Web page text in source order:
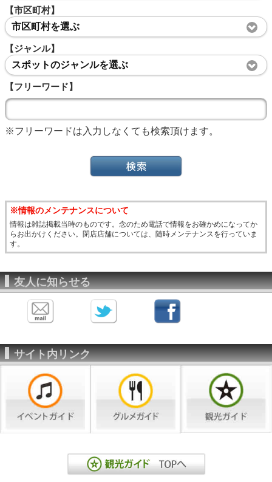
【市区町村】
市区町村を選ぶ
【ジャンル】
スポットのジャンルを選ぶ
【フリーワード】
※フリーワードは入力しなくても検索頂けます。
※情報のメンテナンスについて
情報は雑誌掲載当時のものです。念のため電話で情報をお確かめになってか
らお出かけください。閉店店舗については、随時メンテナンスを行っていま
す。
友人に知らせる
サイト内リンク